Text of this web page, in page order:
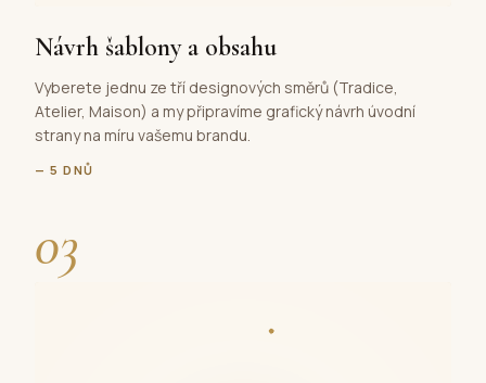
Návrh šablony a obsahu
Vyberete jednu ze tří designových směrů (Tradice,
Atelier, Maison) a my připravíme grafický návrh úvodní
strany na míru vašemu brandu.
— 5 DNŮ
03